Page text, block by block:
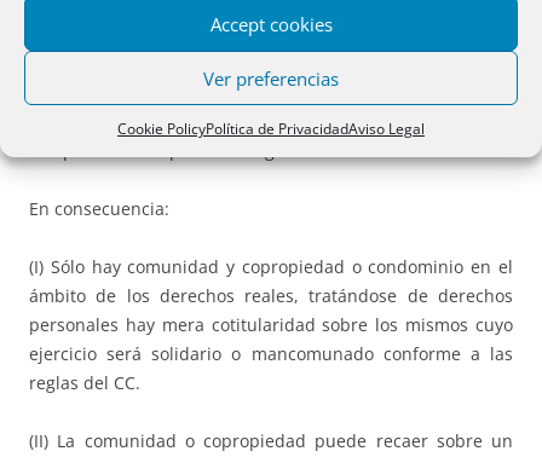
Accept cookies
Ver preferencias
Cookie PolicyPolítica de PrivacidadAviso Legal
(yuxtaposición de las dos anteriores).
c) Elemento nuclear de la comunidad de bienes es la falta
de personalidad jurídica propia y separada de la de sus
En consecuencia:
(I) Sólo hay comunidad y copropiedad o condominio en el
ámbito de los derechos reales, tratándose de derechos
personales hay mera cotitularidad sobre los mismos cuyo
ejercicio será solidario o mancomunado conforme a las
reglas del CC.
(II) La comunidad o copropiedad puede recaer sobre un